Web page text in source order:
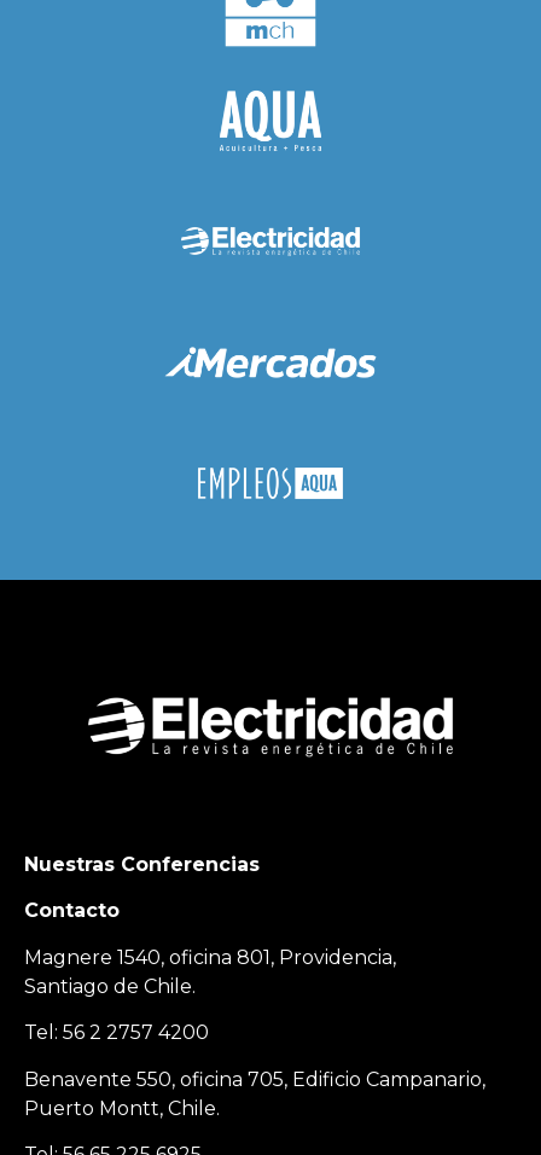
Nuestras Conferencias
Contacto
Magnere 1540, oficina 801, Providencia,
Santiago de Chile.
Tel: 56 2 2757 4200
Benavente 550, oficina 705, Edificio Campanario,
Puerto Montt, Chile.